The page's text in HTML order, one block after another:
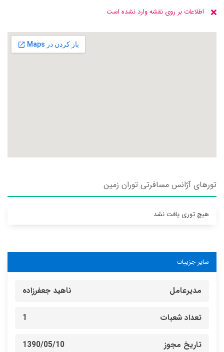
اطلاعات بر روی نقشه وارد نشده است
تورهای آژانس مسافرتی توران زمين
هیچ توری یافت نشد
سایر جزییات
مدیرعامل ناهيد جعفرزاده
تعداد شعبات 1
تاریخ مجوز 1390/05/10